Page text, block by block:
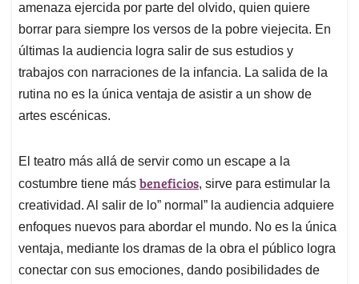
amenaza ejercida por parte del olvido, quien quiere
borrar para siempre los versos de la pobre viejecita. En
últimas la audiencia logra salir de sus estudios y
trabajos con narraciones de la infancia. La salida de la
rutina no es la única ventaja de asistir a un show de
artes escénicas.
El teatro más allá de servir como un escape a la
costumbre tiene más beneficios, sirve para estimular la
creatividad. Al salir de lo” normal” la audiencia adquiere
enfoques nuevos para abordar el mundo. No es la única
ventaja, mediante los dramas de la obra el público logra
conectar con sus emociones, dando posibilidades de